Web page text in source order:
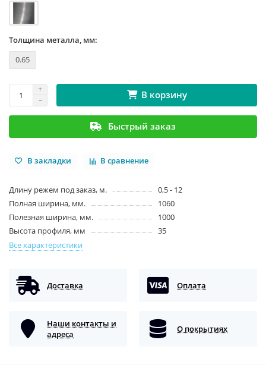
Толщина металла, мм:
0.65
В корзину
Быстрый заказ
В закладки В сравнение
Длину режем под заказ, м.
0,5 - 12
Полная ширина, мм.
1060
Полезная ширина, мм.
1000
Высота профиля, мм
35
Все характеристики
Доставка Оплата
Наши контакты и
адреса
О покрытиях